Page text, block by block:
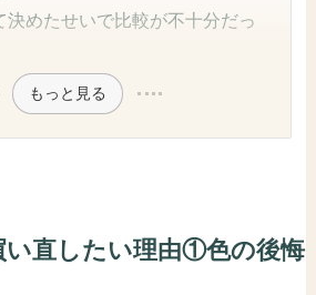
決めたせいで比較が不十分だっ
もっと見る
い直したい理由①色の後悔